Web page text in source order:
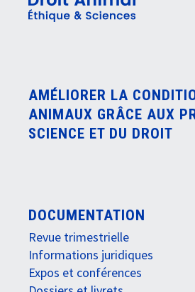
AMÉLIORER LA
ANIMAUX GRÂCE AUX
SCIENCE ET DU DROIT
DOCUMENTATION
Revue trimestrielle
Informations juridiques
Expos et conférences